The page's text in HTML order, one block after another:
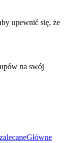
upewnić się, że
na swój
Główne